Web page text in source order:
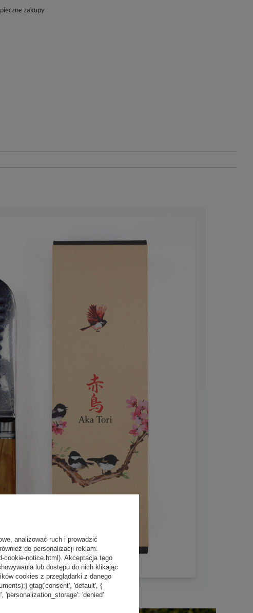
zakupy
analizować ruch i prowadzić
do personalizacji reklam.
cookie-notice.html). Akceptacja tego
lub dostępu do nich klikając
cookies z przeglądarki z danego
gtag('consent', 'default', {
'personalization_storage': 'denied'